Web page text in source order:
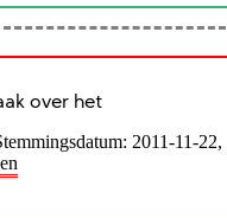
over het
2011-11-22,